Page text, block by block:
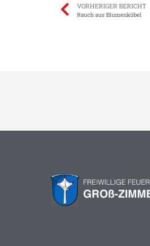
VORHERIGER BERICHT
Rauch aus Blumenkübel